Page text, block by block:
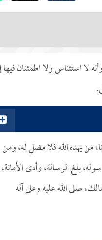
لا استئناس ولا اطمئنان فيها
من يهده الله فلا مضل له، ومن
بلغ الرسالة، وأدى الأمانة،
صلى الله عليه وعلى آله